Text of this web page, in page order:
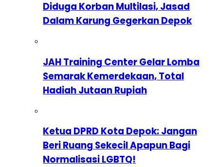
Diduga Korban Multilasi, Jasad
Dalam Karung Gegerkan Depok
JAH Training Center Gelar Lomba
Semarak Kemerdekaan, Total
Hadiah Jutaan Rupiah
Ketua DPRD Kota Depok: Jangan
Beri Ruang Sekecil Apapun Bagi
Normalisasi LGBTQ!